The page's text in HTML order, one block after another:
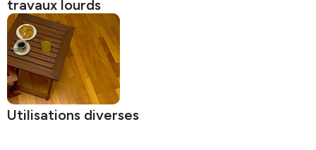
travaux lourds
Utilisations diverses